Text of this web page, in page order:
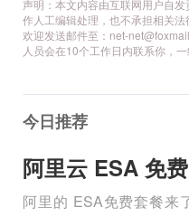
声明：本文内容由互联网用户自
作人工编辑处理，也不承担相关
欢迎发送邮件至：net-
人员会在10个工作日内联系你，
今日推荐
阿里的 ESA免费套餐来